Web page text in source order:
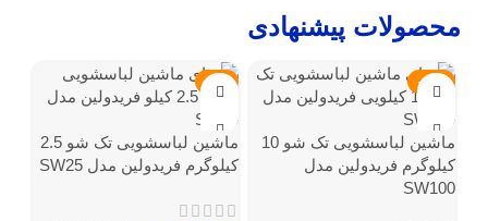
محصولات پیشنهادی
-12%
ماشین لباسشویی تک شو 10
کیلوگرم فریدولین مدل
SW100
-9%
ماشین لباسشویی تک شو 2.5
کیلوگرم فریدولین مدل SW25